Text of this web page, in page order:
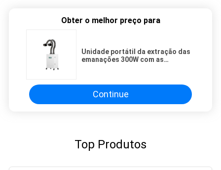
Obter o melhor preço para
Unidade portátil da extração das
emanações 300W com as
Continue
Top Produtos